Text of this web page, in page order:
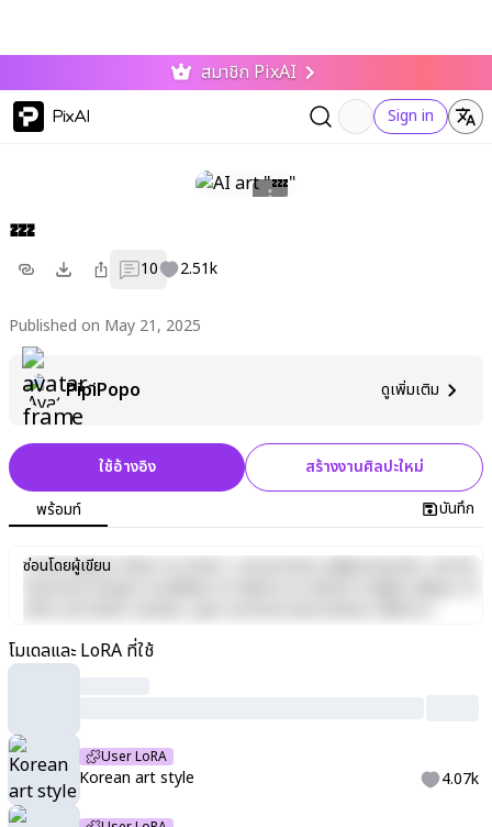
สมาชิก PixAI
PixAI Sign in
💤
10 2.51k
Published on May 21, 2025
PipiPopo ดูเพิ่มเติม
ใช้อ้างอิง
สร้างงานศิลปะใหม่
พร้อมท์
บันทึก
Lorem ipsum dolor sit amet, consectetur adipiscing elit, sed do
dolor in reprehenderit in voluptate velit esse cillum dolore eu
fugiat nulla pariatur. Excepteur sint occaecat cupidatat non
ซ่อนโดยผู้เขียน
โมเดลและ LoRA ที่ใช้
User LoRA
Korean art style 4.07k